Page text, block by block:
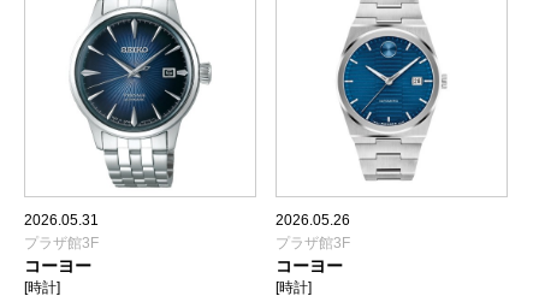
2026.05.31
プラザ館3F
コーヨー
[時計]
2026.05.26
プラザ館3F
コーヨー
[時計]